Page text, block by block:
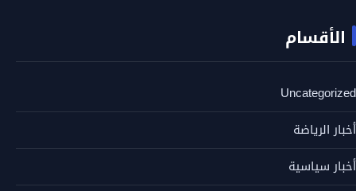
الأقسام
Uncategorized
أخبار الرياضة
أخبار سياسية